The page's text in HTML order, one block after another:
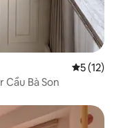
5 (12)
Cầu Bà Son